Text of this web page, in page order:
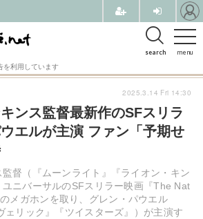
menu
search
を利用しています
ンス監督最新作のSFスリラ
エルが主演 ファン「予期せ
督（『ムーンライト』『ライオン・キン
ユニバーサルのSFスリラー映画『The Nat
メガホンを取り、グレン・パウエル
ェリック』『ツイスターズ』）が主演す
2025.3.14 Fri 14:30